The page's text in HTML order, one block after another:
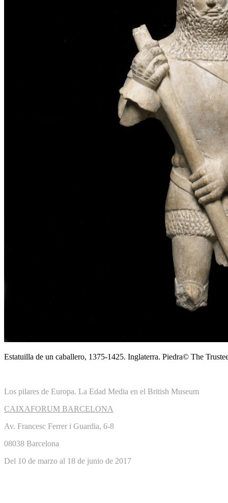
Estatuilla de un caballero, 1375-1425. Inglaterra. Piedra© The
Los pilares de Europa. La Edad Media en el British Museum
CAIXAFORUM BARCELONA
Av. Francesc Ferrer i Guardia, 6-8
08038 Barcelona
Del 10 de marzo al 18 de junio de 2017